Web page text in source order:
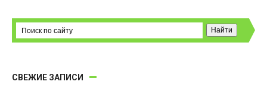
СВЕЖИЕ ЗАПИСИ